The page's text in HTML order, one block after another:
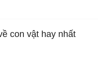
con vật hay nhất